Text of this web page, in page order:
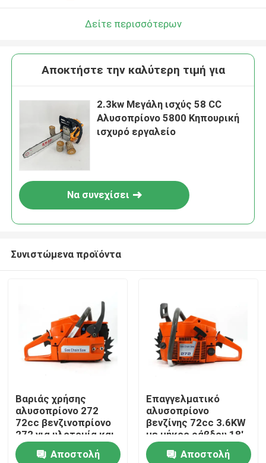
υποβολή
Σπίτι
Δείτε περισσότερων
Αποκτήστε την καλύτερη τιμή για
2.3kw Μεγάλη ισχύς 58 CC
Αλυσοπρίονο 5800 Κηπουρική
ισχυρό εργαλείο
Να συνεχίσει
Συνιστώμενα προϊόντα
Βαριάς χρήσης
αλυσοπρίονο 272
72cc βενζινοπρίονο
272 για υλοτομία και
κοπή μεγάλων
δέντρωνΑποστολή
Επαγγελματικό
αλυσοπρίονο
βενζίνης 72cc 3.6KW
με μήκος ράβδου 18'
για βαριά δασική και
αγροτική εργασία
Αποστολή